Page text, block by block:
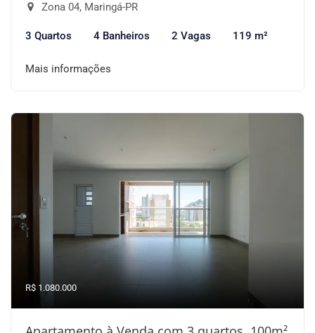
Zona 04, Maringá-PR
3 Quartos 4 Banheiros 2 Vagas 119 m²
Mais informações
R$ 1.080.000